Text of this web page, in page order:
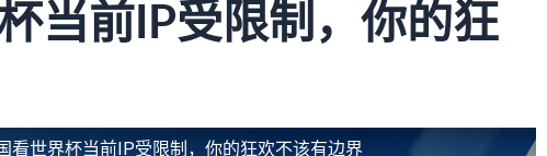
当前IP受限制，你的狂
看世界杯当前IP受限制，你的狂欢不该有边界